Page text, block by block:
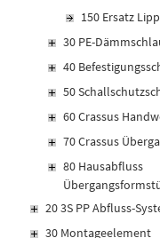
150 Ersatz
30 PE-
40
50
60 Crassus
70 Crassus
80 Hausabfluss
20 3S PP Abfluss-
30 Montageelement
Master 3
EPDM
Schwarz,
Gebäude
zentrale
EAN-Code
5905485460712
5905485459303